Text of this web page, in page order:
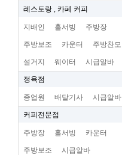
레스토랑 , 카페 커피
지배인 홀서빙 주방장
주방보조 카운터 주방찬모
설거지 웨이터 시급알바
정육점
종업원 배달기사 시급알바
커피전문점
주방장 홀서빙 카운터
주방보조 시급알바